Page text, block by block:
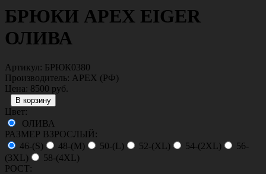
БРЮКИ APEX EIGER
ОЛИВА
Артикул: БРЮК0380
Производитель: APEX (РФ)
Цена: 8500 руб.
Цвет:
ОЛИВА
РАЗМЕР ВЗРОСЛЫЙ:
46-(S)
48-(M) 50-(L) 52-(XL) 54-(2XL)
56-
(3XL)
58-(4XL)
РОСТ: